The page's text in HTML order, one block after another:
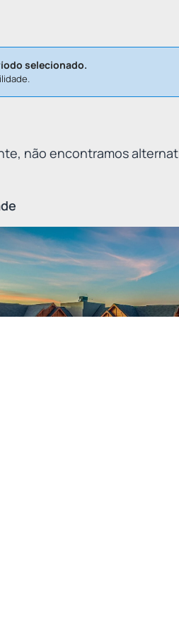
selecionado.
não encontramos